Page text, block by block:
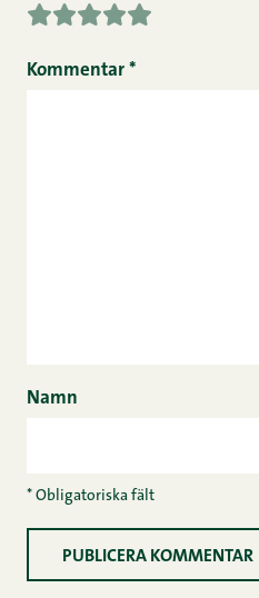
Kommentar *
Namn
* Obligatoriska fält